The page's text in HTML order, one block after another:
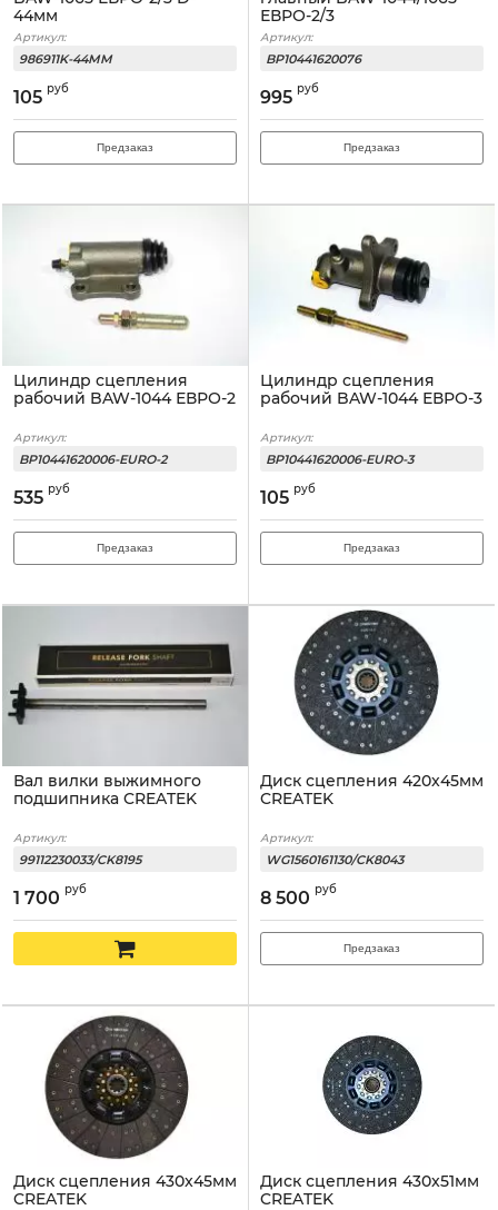
44мм
Артикул:
986911K-44MM
105 руб
Предзаказ
ЕВРО-2/3
Артикул:
BP10441620076
995 руб
Предзаказ
Цилиндр сцепления
рабочий BAW-1044 ЕВРО-2
Артикул:
BP10441620006-EURO-2
535 руб
Предзаказ
Цилиндр сцепления
рабочий BAW-1044 ЕВРО-3
Артикул:
BP10441620006-EURO-3
105 руб
Предзаказ
Вал вилки выжимного
подшипника CREATEK
Артикул:
99112230033/CK8195
1 700 руб
Диск сцепления 420x45мм
CREATEK
Артикул:
WG1560161130/CK8043
8 500 руб
Предзаказ
Диск сцепления 430x45мм
CREATEK
Диск сцепления 430x51мм
CREATEK